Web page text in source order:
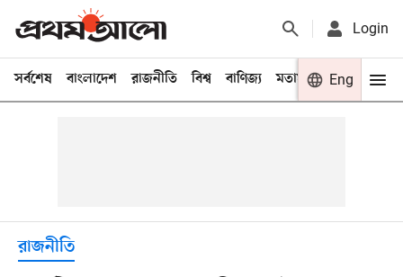
Login
সর্বশেষ বাংলাদেশ রাজনীতি বিশ্ব বাণিজ্য মতামত খেলা
Eng
রাজনীতি